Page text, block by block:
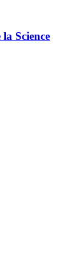
Science